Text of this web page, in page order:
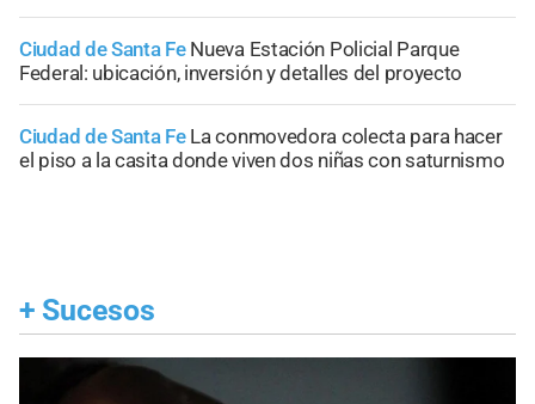
Ciudad de Santa Fe Nueva Estación Policial Parque
Federal: ubicación, inversión y detalles del proyecto
Ciudad de Santa Fe La conmovedora colecta para hacer
el piso a la casita donde viven dos niñas con saturnismo
+ Sucesos